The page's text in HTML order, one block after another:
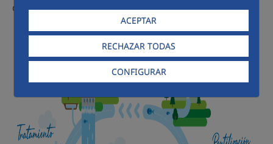
ACEPTAR
RECHAZAR TODAS
CONFIGURAR
detalle, las fases de este apasionante Ciclo.